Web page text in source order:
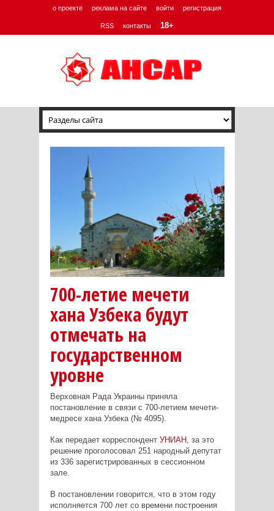
о проекте реклама на сайте войти регистрация
RSS контакты 18+
700-летие мечети
хана Узбека будут
отмечать на
государственном
уровне
Верховная Рада Украины приняла
постановление в связи с 700-летием мечети-
медресе хана Узбека (№ 4095).
Как передает корреспондент УНИАН, за это
решение проголосовал 251 народный депутат
из 336 зарегистрированных в сессионном
зале.
В постановлении говорится, что в этом году
исполняется 700 лет со времени построения